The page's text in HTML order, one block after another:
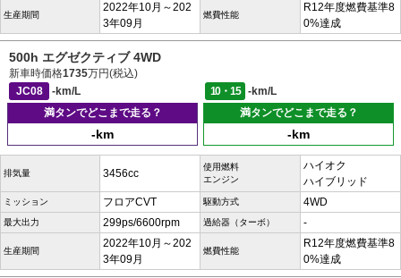
生産期間
2022年10月～202
3年09月
燃費性能
R12年度燃費基準8
0%達成
500h エグゼクティブ 4WD
新車時価格1735万円(税込)
JC08
-km/L 10・15
-km/L
満タンでどこまで走る？
-km
満タンでどこまで走る？
-km
排気量 3456cc
使用燃料
エンジン
ハイオク
ハイブリッド
ミッション フロアCVT 駆動方式 4WD
最大出力 299ps/6600rpm 過給器（ターボ） -
生産期間
2022年10月～202
3年09月
燃費性能
R12年度燃費基準8
0%達成